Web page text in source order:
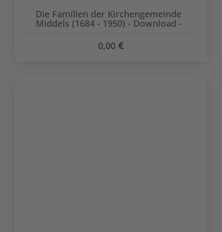
Die Familien der Kirchengemeinde
Middels (1684 - 1950) - Download -
0,00